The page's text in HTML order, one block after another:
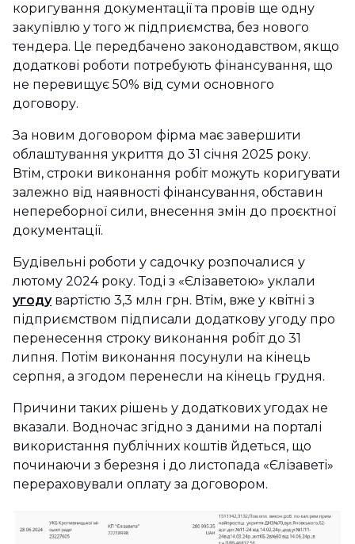
коригування документації та провів ще одну
закупівлю у того ж підприємства, без нового
тендера. Це передбачено законодавством, якщо
додаткові роботи потребують фінансування, що
не перевищує 50% від суми основного
договору.
За новим договором фірма має завершити
облаштування укриття до 31 січня 2025 року.
Втім, строки виконання робіт можуть коригувати
залежно від наявності фінансування, обставин
непереборної сили, внесення змін до проєктної
документації.
Будівельні роботи у садочку розпочалися у
лютому 2024 року. Тоді з «Єлізаветою» уклали
угодувартістю 3,3 млн грн. Втім, вже у квітні з
підприємством підписали додаткову угоду про
перенесення строку виконання робіт до 31
липня. Потім виконання посунули на кінець
серпня, а згодом перенесли на кінець грудня.
Причини таких рішень у додаткових угодах не
вказали. Водночас згідно з даними на порталі
використання публічних коштів йдеться, що
починаючи з березня і до листопада «Єлізаветі»
перераховували оплату за договором.